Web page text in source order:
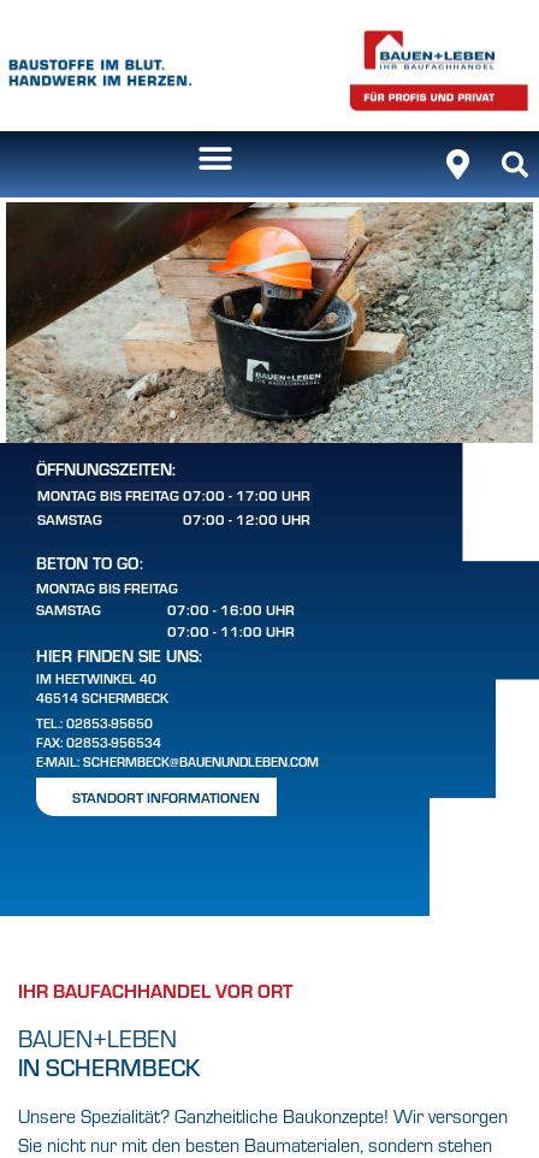
ÖFFNUNGSZEITEN:
MONTAG BIS FREITAG07:00 - 17:00 UHR
SAMSTAG
07:00 - 12:00 UHR
BETON TO GO:
MONTAG BIS FREITAG
07:00 - 16:00 UHR
SAMSTAG
07:00 - 11:00 UHR
HIER FINDEN SIE UNS:
IM HEETWINKEL 40
46514 SCHERMBECK
TEL.: 02853-95650
FAX: 02853-956534
E-MAIL: SCHERMBECK@BAUENUNDLEBEN.COM
STANDORT INFORMATIONEN
IHR BAUFACHHANDEL VOR ORT
BAUEN+LEBEN
IN SCHERMBECK
Unsere Spezialität? Ganzheitliche Baukonzepte! Wir versorgen
Sie nicht nur mit den besten Baumaterialen, sondern stehen